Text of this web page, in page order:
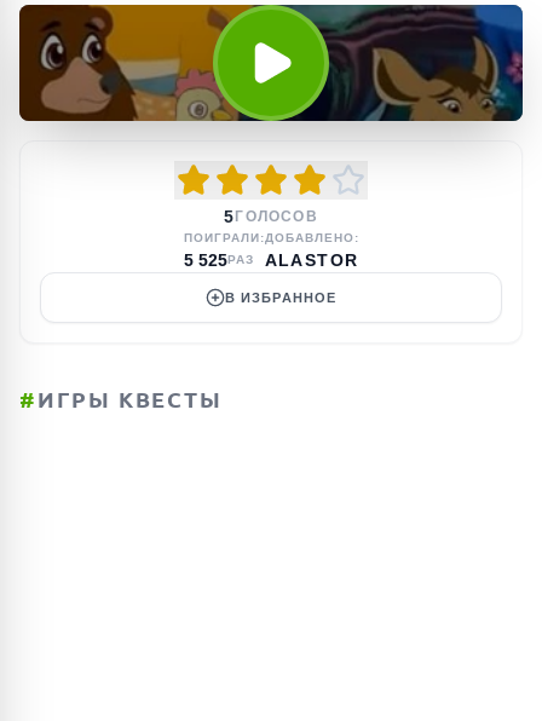
5 ГОЛОСОВ
ПОИГРАЛИ:
5 525РАЗ
ДОБАВЛЕНО:
ALASTOR
В ИЗБРАННОЕ
#ИГРЫ КВЕСТЫ